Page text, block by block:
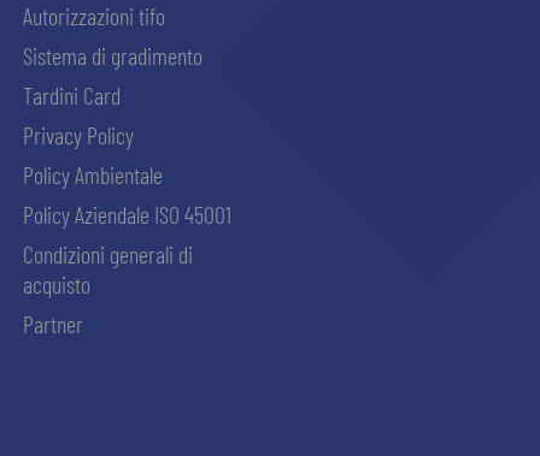
Autorizzazioni tifo
Sistema di gradimento
Tardini Card
Privacy Policy
Policy Ambientale
Policy Aziendale ISO 45001
Condizioni generali di
acquisto
Partner